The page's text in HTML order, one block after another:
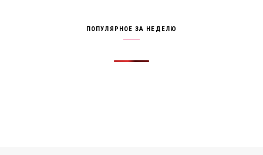
ПОПУЛЯРНОЕ ЗА НЕДЕЛЮ